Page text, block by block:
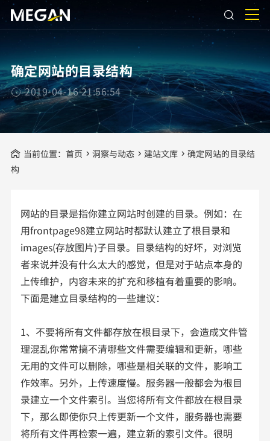
确定网站的目录结构
2019-04-16 21:56:54
当前位置： 首页 洞察与动态 建站文库
确定网站的目录结
构
网站的目录是指你建立网站时创建的目录。例如：在
用frontpage98建立网站时都默认建立了根目录和
images(存放图片)子目录。目录结构的好坏，对浏览
者来说并没有什么太大的感觉，但是对于站点本身的
上传维护，内容未来的扩充和移植有着重要的影响。
下面是建立目录结构的一些建议：
1、不要将所有文件都存放在根目录下，会造成文件管
理混乱你常常搞不清哪些文件需要编辑和更新，哪些
无用的文件可以删除，哪些是相关联的文件，影响工
作效率。另外，上传速度慢。服务器一般都会为根目
录建立一个文件索引。当您将所有文件都放在根目录
下，那么即使你只上传更新一个文件，服务器也需要
将所有文件再检索一遍，建立新的索引文件。很明